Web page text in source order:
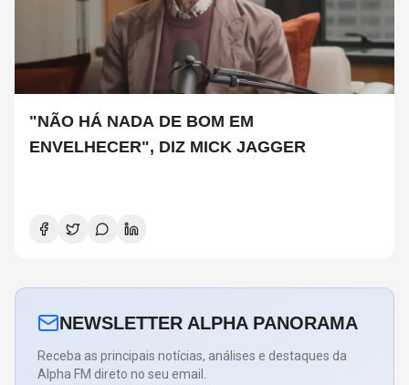
"NÃO HÁ NADA DE BOM EM
ENVELHECER", DIZ MICK JAGGER
NEWSLETTER ALPHA PANORAMA
Receba as principais notícias, análises e destaques da
Alpha FM direto no seu email.